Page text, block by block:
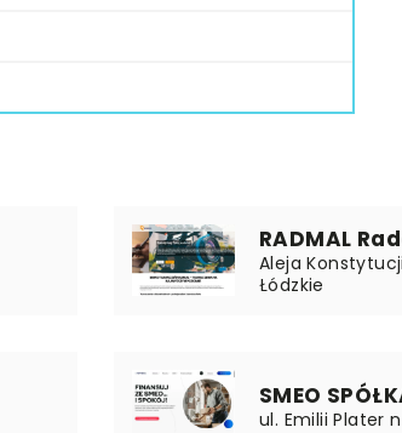
RADMAL
Aleja
Łódzkie
SMEO
ul. Emilii Plater